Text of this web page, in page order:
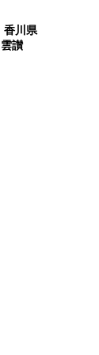
香川県
讃